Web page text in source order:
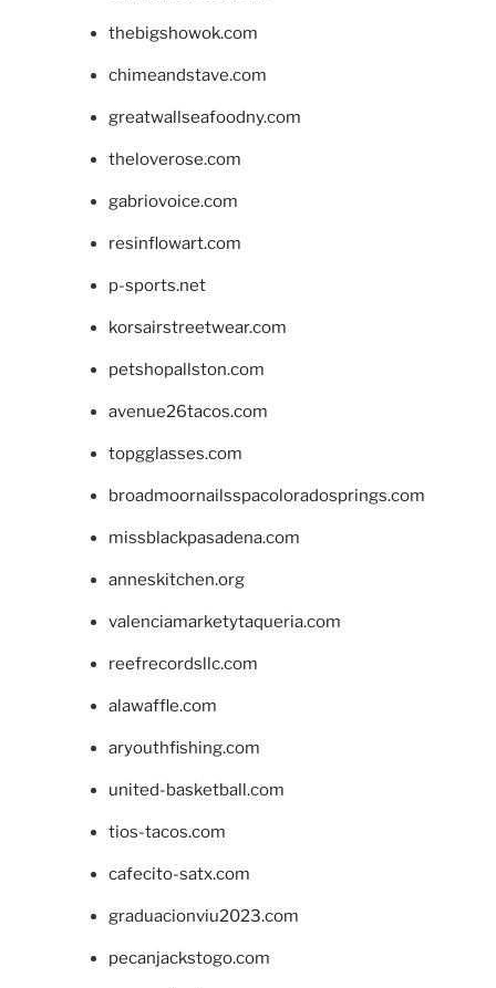
thebigshowok.com
chimeandstave.com
greatwallseafoodny.com
theloverose.com
gabriovoice.com
resinflowart.com
p-sports.net
korsairstreetwear.com
petshopallston.com
avenue26tacos.com
topgglasses.com
broadmoornailsspacoloradosprings.com
missblackpasadena.com
anneskitchen.org
valenciamarketytaqueria.com
reefrecordsllc.com
alawaffle.com
aryouthfishing.com
united-basketball.com
tios-tacos.com
cafecito-satx.com
graduacionviu2023.com
pecanjackstogo.com